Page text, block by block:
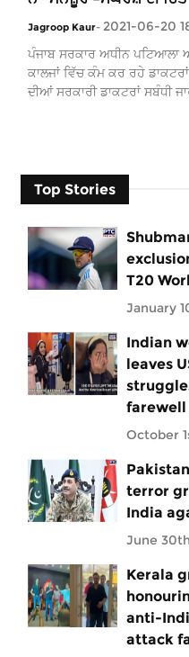
Jagroop Kaur- 2021-06-20
ਪੰਜਾਬ ਸਰਕਾਰ ਅਧੀਨ
ਕਾਲਜਾਂ ਵਿੱਚ ਕੰਮ ਕਰ ਰਹੇ
ਦੀਆਂ ਸਰਕਾਰੀ ਡਾਕਟਰਾਂ ਸਬੰਧੀ
Top Stories
T20
January
Indian
leaves
farewell
October
terror
India
June
Kerala
anti-
attack